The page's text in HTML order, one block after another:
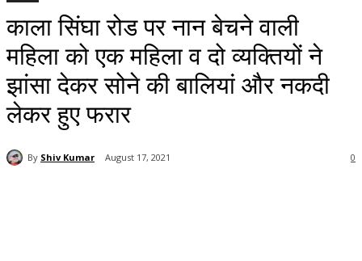
काला सिंघा रोड पर नान बेचने वाली
महिला को एक महिला व दो व्यक्तियों ने
झांसा देकर सोने की बालियां और नकदी
लेकर हुए फरार
By Shiv Kumar August 17, 2021 0